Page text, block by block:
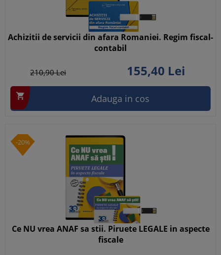
Achizitii de servicii din afara Romaniei. Regim fiscal-
contabil
210,90Lei 155,40 Lei
 Adauga in cos
-20%
Ce NU vrea ANAF sa stii. Piruete LEGALE in aspecte
fiscale